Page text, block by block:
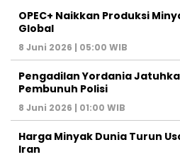
OPEC+ Naikkan Produksi
Global
8 Juni 2026 | 05:00 WIB
Pengadilan Yordania
Pembunuh Polisi
8 Juni 2026 | 01:00 WIB
Harga Minyak Dunia Turun
Iran